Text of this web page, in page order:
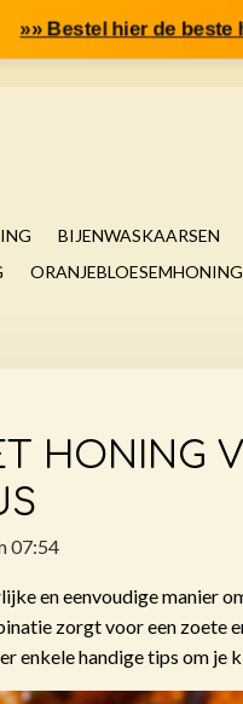
»» Bestel hier de
BIJENWASKAARSEN
ORANJEBLOESEMHONING
HONING
07:54
en eenvoudige manier
zorgt voor een zoete
enkele handige tips om je